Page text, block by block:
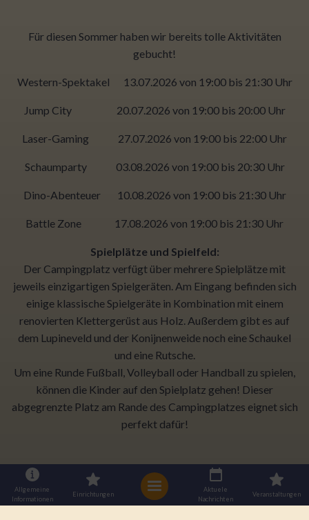
Für diesen Sommer haben wir bereits tolle Aktivitäten
gebucht!
Western-Spektakel 13.07.2026 von 19:00 bis 21:30 Uhr
Jump City 20.07.2026 von 19:00 bis 20:00 Uhr
Laser-Gaming 27.07.2026 von 19:00 bis 22:00 Uhr
Schaumparty 03.08.2026 von 19:00 bis 20:30 Uhr
Dino-Abenteuer 10.08.2026 von 19:00 bis 21:30 Uhr
Battle Zone 17.08.2026 von 19:00 bis 21:30 Uhr
Spielplätze und Spielfeld:
Der Campingplatz verfügt über mehrere Spielplätze mit
jeweils einzigartigen Spielgeräten. Am Eingang befinden sich
einige klassische Spielgeräte in Kombination mit einem
renovierten Klettergerüst aus Holz. Außerdem gibt es auf
dem Lupineveld und der Konijnenweide noch eine Schaukel
und eine Rutsche.
Um eine Runde Fußball, Volleyball oder Handball zu spielen,
können die Kinder auf den Spielplatz gehen! Dieser
abgegrenzte Platz am Rande des Campingplatzes eignet sich
perfekt dafür!
Allgemeine
Informationen
Einrichtungen
Aktuele
Nachrichten
Veranstaltungen